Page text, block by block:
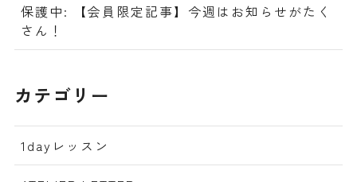
保護中: 【会員限定記事】今週はお知らせがたく
さん！
カテゴリー
1dayレッスン